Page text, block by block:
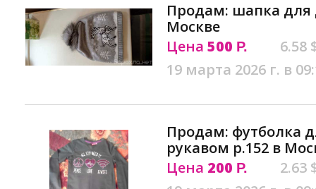
Продам: шапка для
Москве
Цена 500 Р.
6.58
19 марта 2026 г. в
Продам: футболка
рукавом р.152 в
Цена 200 Р.
2.63